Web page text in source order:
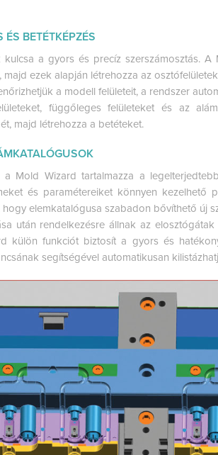
BETÉTKÉPZÉS
kulcsa a gyors és precíz szerszámosztás.
ezek alapján létrehozza az
a modell felületeit, a rendszer
függőleges felületeket és az
majd létrehozza a betéteket.
a Mold Wizard tartalmazza a
és paramétereiket könnyen
elemkatalógusa szabadon bővíthető új
után rendelkezésre állnak az
külön funkciót biztosít a gyors és
segítségével automatikusan